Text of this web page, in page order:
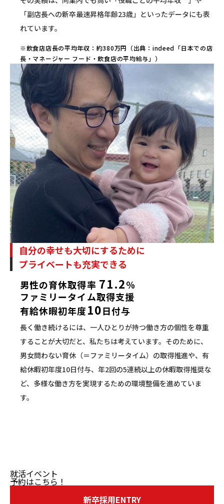
「副店長への新卒最速昇格年齢23歳」といったデータにも表
れています。
※飲食店店長の平均年収：約380万円（出典：indeed「日本での店
長・マネージャー フード・飲食店の平均給与」）
自分の幸せも大切にするために
プライベートも充実できる
男性の育休取得率 71.2％
ファミリータイム取得支援
有給休暇初年度10日付与
長く働き続けるには、一人ひとりが持つ働き方の個性を尊重
することが大切だと、私たちは考えています。そのために、
男女問わない育休（＝ファミリータイム）の取得推進や、有
給休暇初年度10日付与、年2回の5連続以上の休暇取得推奨な
ど、多様な働き方を実現するための環境整備を進めていま
す。
新卒採用ENTRY
就活イベント
予約はこちら！